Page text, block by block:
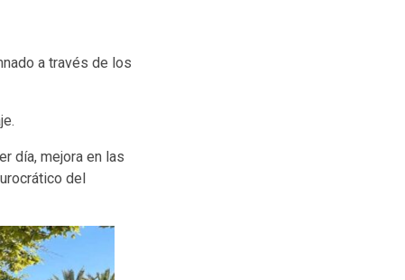
a través de los
día, mejora en las
del